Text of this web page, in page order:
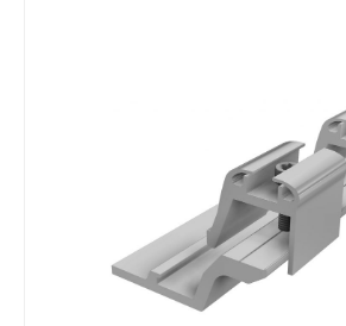
TX40Abgedichtet durch aufgenietete
Gummimanschette aus UV-
hochgekantete PlattenseitenIn den
Riffelungen entstehen windberuhigte
fließt das Wasser nach unten in
integriertem Schnee- bzw.
einlagig oder im
Aluminiumblech